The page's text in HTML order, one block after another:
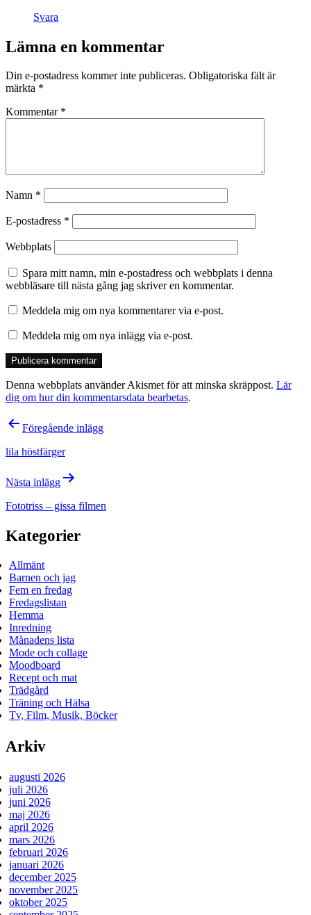
Svara
Lämna en kommentar
Din e-postadress kommer inte publiceras. Obligatoriska fält är
märkta *
Kommentar *
Namn *
E-postadress *
Webbplats
Spara mitt namn, min e-postadress och webbplats i denna
webbläsare till nästa gång jag skriver en kommentar.
Meddela mig om nya kommentarer via e-post.
Meddela mig om nya inlägg via e-post.
Denna webbplats använder Akismet för att minska skräppost. Lär
dig om hur din kommentarsdata bearbetas.
Inläggsnavigering
Föregående inlägg
lila höstfärger
Nästa inlägg
Fototriss – gissa filmen
Kategorier
Allmänt
Barnen och jag
Fem en fredag
Fredagslistan
Hemma
Inredning
Månadens lista
Mode och collage
Moodboard
Recept och mat
Trädgård
Träning och Hälsa
Tv, Film, Musik, Böcker
Arkiv
augusti 2026
juli 2026
juni 2026
maj 2026
april 2026
mars 2026
februari 2026
januari 2026
december 2025
november 2025
oktober 2025